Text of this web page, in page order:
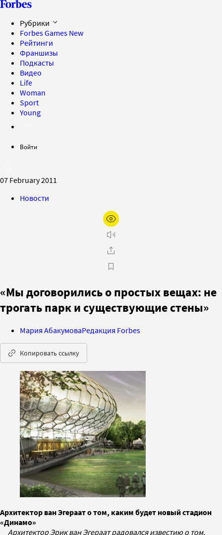
Рубрики
Forbes Games New
Рейтинги
Франшизы
Подкасты
Видео
Life
Woman
Sport
Young
Войти
07 February 2011
Новости
«Мы договорились о простых вещах: не
трогать парк и существующие стены»
Мария АбакумоваРедакция Forbes
Копировать ссылку
Архитектор ван Эгераат о том, каким будет новый стадион
«Динамо»
Архитектор Эрик ван Эгераат радовался известию о том,